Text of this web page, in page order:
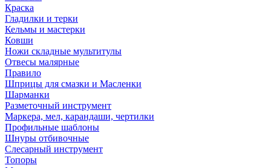
Краска
Гладилки и терки
Кельмы и мастерки
Ковши
Ножи складные мультитулы
Отвесы малярные
Правило
Шприцы для смазки и Масленки
Шарманки
Разметочный инструмент
Маркера, мел, карандаши, чертилки
Профильные шаблоны
Шнуры отбивочные
Слесарный инструмент
Топоры